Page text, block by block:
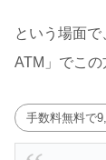
という場面
ATM」でこの
手数料無料で